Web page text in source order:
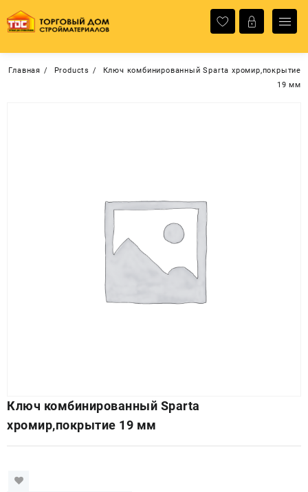
содержимому
Главная Products
Ключ комбинированный Sparta хромир,покрытие
19 мм
Ключ комбинированный Sparta
хромир,покрытие 19 мм